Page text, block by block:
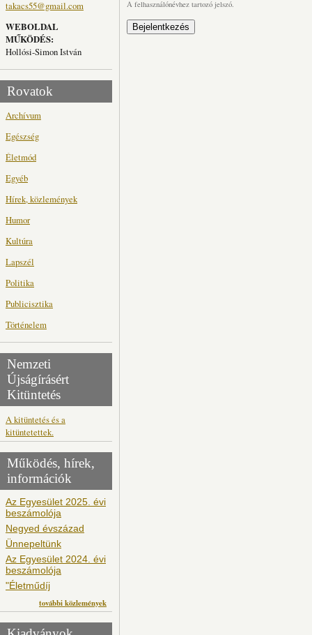
takacs55@gmail.com
WEBOLDAL
MŰKÖDÉS:
Hollósi-Simon István
Rovatok
Archívum
Egészség
Életmód
Egyéb
Hírek, közlemények
Humor
Kultúra
Lapszél
Politika
Publicisztika
Történelem
Nemzeti
Újságírásért
Kitüntetés
A kitüntetés és a
kitüntetettek.
Működés, hírek,
információk
Az Egyesület 2025. évi
beszámolója
Negyed évszázad
Ünnepeltünk
Az Egyesület 2024. évi
beszámolója
"Életműdíj
további közlemények
A felhasználónévhez tartozó jelszó.